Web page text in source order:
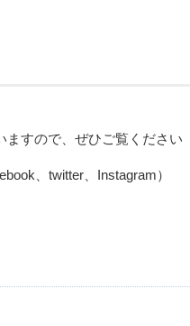
ますので、ぜひご覧ください
、twitter、Instagram）